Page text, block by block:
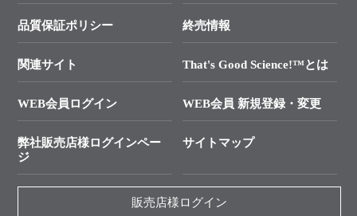
技術セミナーのご案内
タカラバイオ発表文献
SMARTer NGSポータルサイト
プライマー設計
制限酵素切断サイトの検索
ユーザーズボイス集
├ 実験コンシェルジュ
├ 受託サービスお問い合わせ
資料請求 機器関連
資料請求 受託関連
資料請求 核酸抽出・精製カタログ
品質保証ポリシー 終売情報
関連サイト That's Good Science!™とは
WEB会員ログイン WEB会員 新規登録・変更
弊社販売店様ログインペー
ジ
サイトマップ
販売店様ログイン